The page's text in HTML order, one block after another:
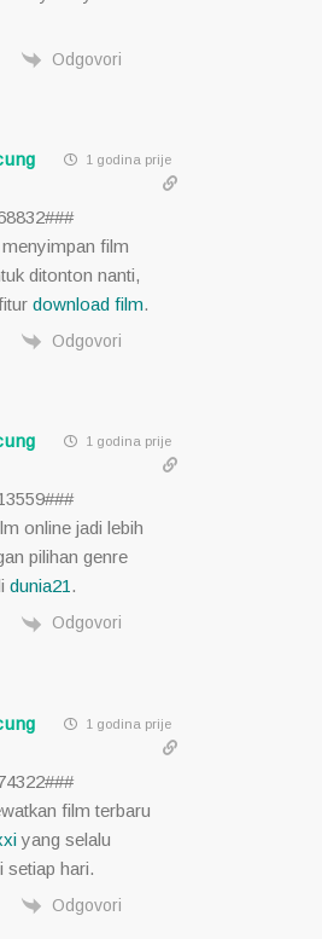
Odgovori
1 godina prije
film
ditonton nanti,
download film.
Odgovori
1 godina prije
online jadi lebih
pilihan genre
dunia21.
Odgovori
1 godina prije
film terbaru
yang selalu
setiap hari.
Odgovori